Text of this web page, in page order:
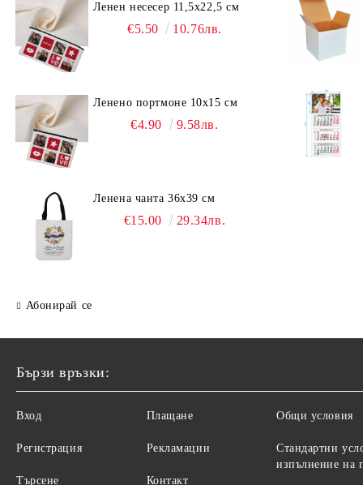
Ленен несесер 11,5х22,5 см
€5.50 10.76лв.
Ленено портмоне 10х15 см
€4.90 9.58лв.
Ленена чанта 36х39 см
€15.00 29.34лв.
Абонирай се
Бързи връзки:
Вход
Регистрация
Търсене
Плащане
Рекламации
Контакт
Общи условия
Стандартни
изпълнение на